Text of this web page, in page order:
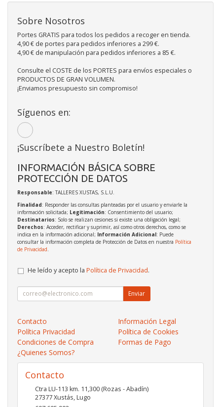
Sobre Nosotros
Portes GRATIS para todos los pedidos a recoger en tienda.
4,90 € de portes para pedidos inferiores a 299 €.
4,90 € de manipulación para pedidos inferiores a 85 €.
Consulte el COSTE de los PORTES para envíos especiales o
PRODUCTOS DE GRAN VOLUMEN.
¡Enviamos presupuesto sin compromiso!
Síguenos en:
¡Suscríbete a Nuestro Boletín!
INFORMACIÓN BÁSICA SOBRE
PROTECCIÓN DE DATOS
Responsable: TALLERES XUSTAS, S.L.U.
Finalidad: Responder las consultas planteadas por el usuario y enviarle la
información solicitada; Legitimación: Consentimiento del usuario;
Destinatarios: Solo se realizan cesiones si existe una obligación legal;
Derechos: Acceder, rectificar y suprimir, así como otros derechos, como se
indica en la información adicional; Información Adicional: Puede
consultar la información completa de Protección de Datos en nuestra Política
de Privacidad
He leído y acepto la Política de Privacidad.
Enviar
Contacto
Información Legal
Política Privacidad
Política de Cookies
Condiciones de Compra
Formas de Pago
¿Quienes Somos?
Contacto
Ctra LU-113 km. 11,300 (Rozas - Abadín)
27377Xustás,Lugo